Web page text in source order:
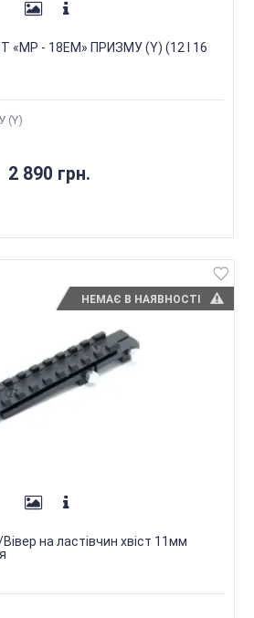
«МР - 18ЕМ» ПРИЗМУ (Y) (12 І 16
(Y)
2 890 грн.
НЕМАЄ В НАЯВНОСТІ
на ластівчин хвіст 11мм